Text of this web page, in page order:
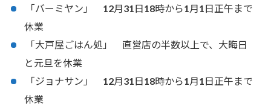
「バーミヤン」 12月31日18時から1月1日正午まで
休業
「大戸屋ごはん処」 直営店の半数以上で、大晦日
と元旦を休業
「ジョナサン」 12月31日18時から1月1日正午まで
休業